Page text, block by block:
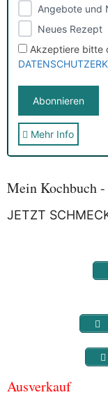
Angebote und
Neues Rezept
Akzeptiere bitte
Sie erhalten nach
Speicherung und
Myfoodstory
Dritte
Mehr Info
Mein Kochbuch -
JETZT
Ausverkauf